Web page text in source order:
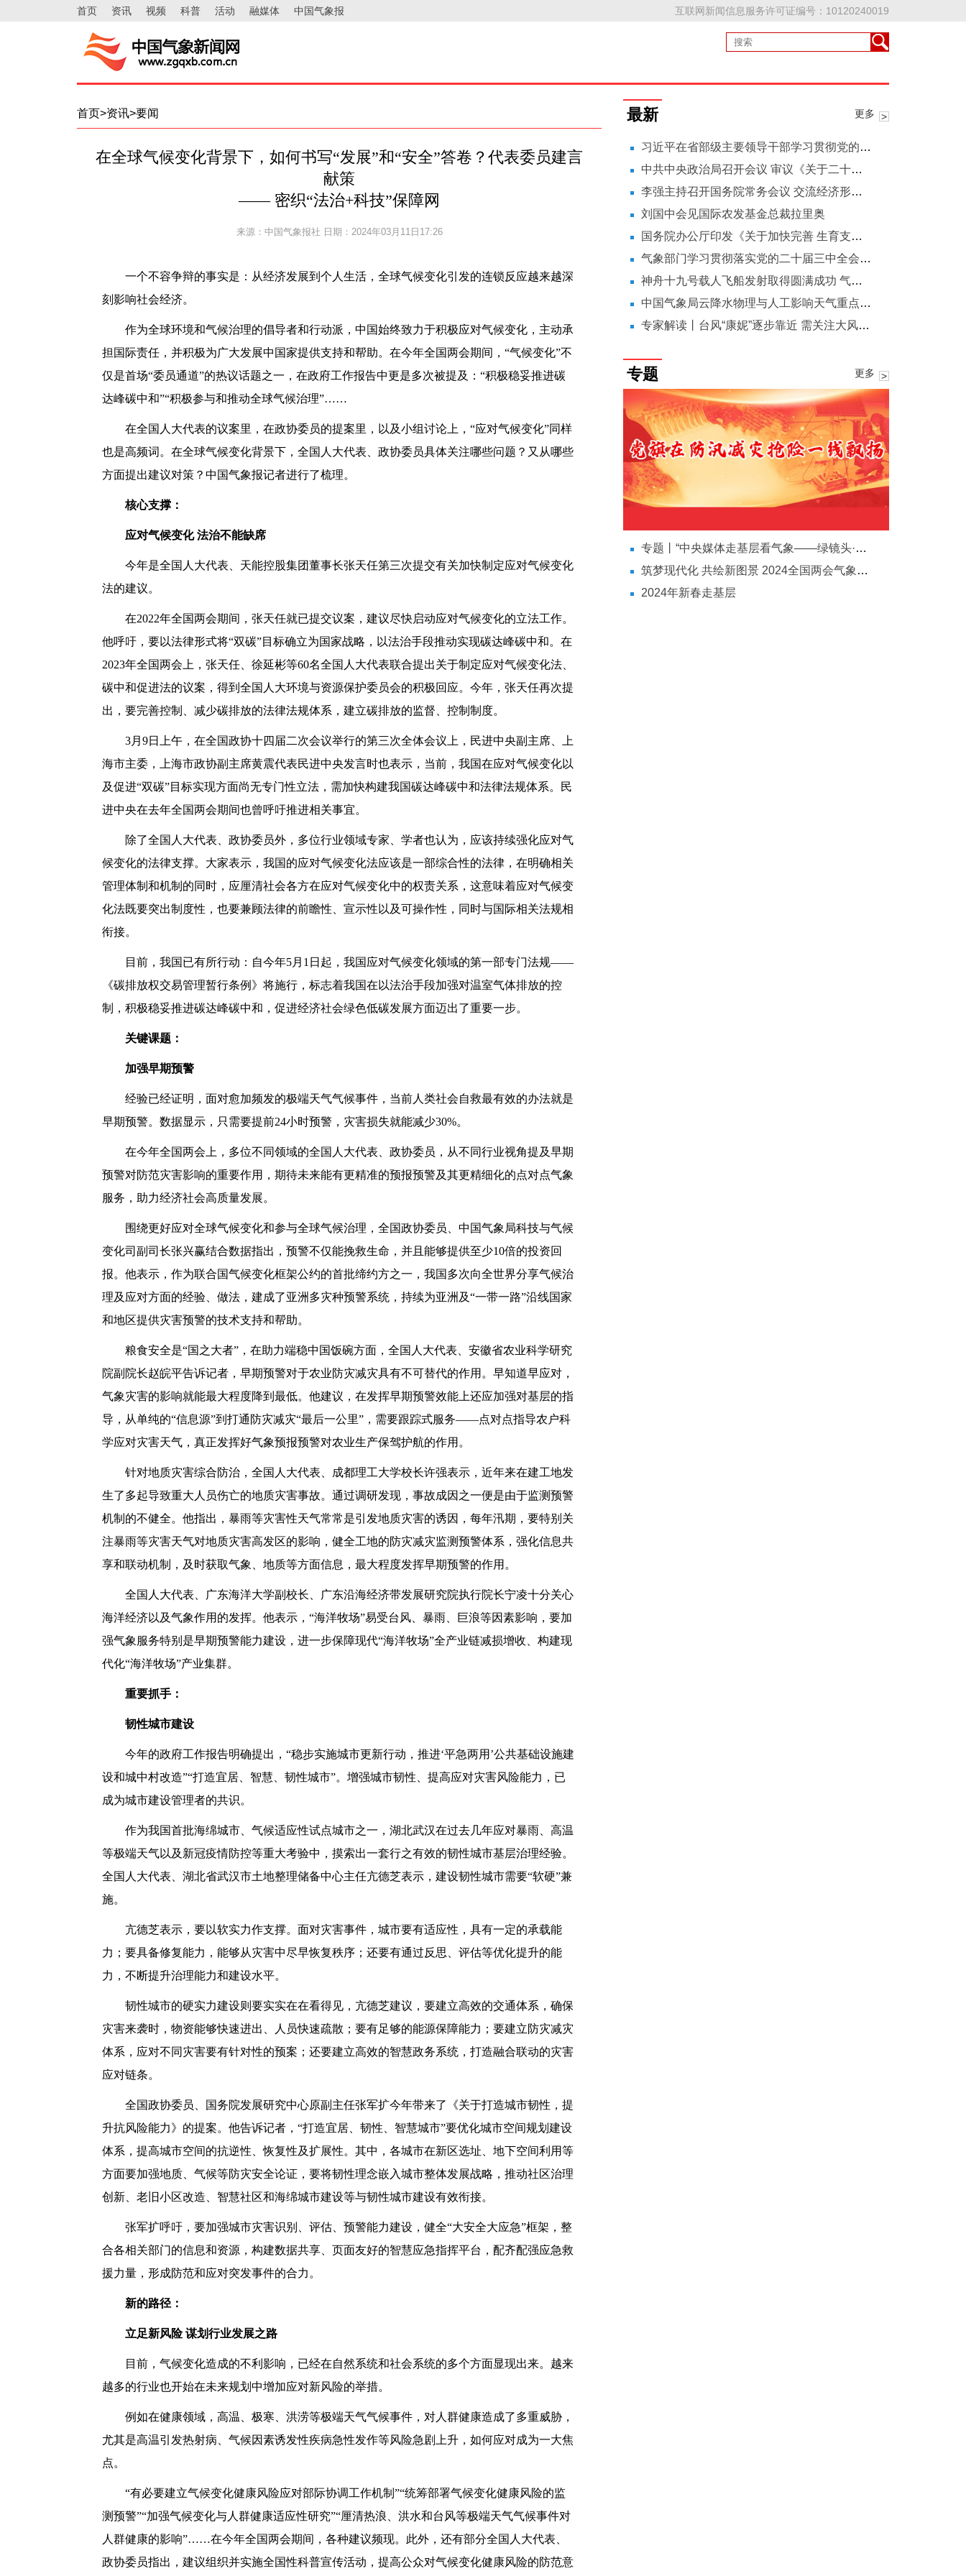
首页 资讯 视频 科普 活动 融媒体 中国气象报 互联网新闻信息服务许可证编号：10120240019
首页>资讯>要闻
在全球气候变化背景下，如何书写“发展”和“安全”答卷？代表委员建言
献策
—— 密织“法治+科技”保障网
来源：中国气象报社 日期：2024年03月11日17:26
一个不容争辩的事实是：从经济发展到个人生活，全球气候变化引发的连锁反应越来越深
刻影响社会经济。
作为全球环境和气候治理的倡导者和行动派，中国始终致力于积极应对气候变化，主动承
担国际责任，并积极为广大发展中国家提供支持和帮助。在今年全国两会期间，“气候变化”不
仅是首场“委员通道”的热议话题之一，在政府工作报告中更是多次被提及：“积极稳妥推进碳
达峰碳中和”“积极参与和推动全球气候治理”……
在全国人大代表的议案里，在政协委员的提案里，以及小组讨论上，“应对气候变化”同样
也是高频词。在全球气候变化背景下，全国人大代表、政协委员具体关注哪些问题？又从哪些
方面提出建议对策？中国气象报记者进行了梳理。
核心支撑：
应对气候变化 法治不能缺席
今年是全国人大代表、天能控股集团董事长张天任第三次提交有关加快制定应对气候变化
法的建议。
在2022年全国两会期间，张天任就已提交议案，建议尽快启动应对气候变化的立法工作。
他呼吁，要以法律形式将“双碳”目标确立为国家战略，以法治手段推动实现碳达峰碳中和。在
2023年全国两会上，张天任、徐延彬等60名全国人大代表联合提出关于制定应对气候变化法、
碳中和促进法的议案，得到全国人大环境与资源保护委员会的积极回应。今年，张天任再次提
出，要完善控制、减少碳排放的法律法规体系，建立碳排放的监督、控制制度。
3月9日上午，在全国政协十四届二次会议举行的第三次全体会议上，民进中央副主席、上
海市主委，上海市政协副主席黄震代表民进中央发言时也表示，当前，我国在应对气候变化以
及促进“双碳”目标实现方面尚无专门性立法，需加快构建我国碳达峰碳中和法律法规体系。民
进中央在去年全国两会期间也曾呼吁推进相关事宜。
除了全国人大代表、政协委员外，多位行业领域专家、学者也认为，应该持续强化应对气
候变化的法律支撑。大家表示，我国的应对气候变化法应该是一部综合性的法律，在明确相关
管理体制和机制的同时，应厘清社会各方在应对气候变化中的权责关系，这意味着应对气候变
化法既要突出制度性，也要兼顾法律的前瞻性、宣示性以及可操作性，同时与国际相关法规相
衔接。
目前，我国已有所行动：自今年5月1日起，我国应对气候变化领域的第一部专门法规——
《碳排放权交易管理暂行条例》将施行，标志着我国在以法治手段加强对温室气体排放的控
制，积极稳妥推进碳达峰碳中和，促进经济社会绿色低碳发展方面迈出了重要一步。
关键课题：
加强早期预警
经验已经证明，面对愈加频发的极端天气气候事件，当前人类社会自救最有效的办法就是
早期预警。数据显示，只需要提前24小时预警，灾害损失就能减少30%。
在今年全国两会上，多位不同领域的全国人大代表、政协委员，从不同行业视角提及早期
预警对防范灾害影响的重要作用，期待未来能有更精准的预报预警及其更精细化的点对点气象
服务，助力经济社会高质量发展。
围绕更好应对全球气候变化和参与全球气候治理，全国政协委员、中国气象局科技与气候
变化司副司长张兴赢结合数据指出，预警不仅能挽救生命，并且能够提供至少10倍的投资回
报。他表示，作为联合国气候变化框架公约的首批缔约方之一，我国多次向全世界分享气候治
理及应对方面的经验、做法，建成了亚洲多灾种预警系统，持续为亚洲及“一带一路”沿线国家
和地区提供灾害预警的技术支持和帮助。
粮食安全是“国之大者”，在助力端稳中国饭碗方面，全国人大代表、安徽省农业科学研究
院副院长赵皖平告诉记者，早期预警对于农业防灾减灾具有不可替代的作用。早知道早应对，
气象灾害的影响就能最大程度降到最低。他建议，在发挥早期预警效能上还应加强对基层的指
导，从单纯的“信息源”到打通防灾减灾“最后一公里”，需要跟踪式服务——点对点指导农户科
学应对灾害天气，真正发挥好气象预报预警对农业生产保驾护航的作用。
针对地质灾害综合防治，全国人大代表、成都理工大学校长许强表示，近年来在建工地发
生了多起导致重大人员伤亡的地质灾害事故。通过调研发现，事故成因之一便是由于监测预警
机制的不健全。他指出，暴雨等灾害性天气常常是引发地质灾害的诱因，每年汛期，要特别关
注暴雨等灾害天气对地质灾害高发区的影响，健全工地的防灾减灾监测预警体系，强化信息共
享和联动机制，及时获取气象、地质等方面信息，最大程度发挥早期预警的作用。
全国人大代表、广东海洋大学副校长、广东沿海经济带发展研究院执行院长宁凌十分关心
海洋经济以及气象作用的发挥。他表示，“海洋牧场”易受台风、暴雨、巨浪等因素影响，要加
强气象服务特别是早期预警能力建设，进一步保障现代“海洋牧场”全产业链减损增收、构建现
代化“海洋牧场”产业集群。
重要抓手：
韧性城市建设
今年的政府工作报告明确提出，“稳步实施城市更新行动，推进‘平急两用’公共基础设施建
设和城中村改造”“打造宜居、智慧、韧性城市”。增强城市韧性、提高应对灾害风险能力，已
成为城市建设管理者的共识。
作为我国首批海绵城市、气候适应性试点城市之一，湖北武汉在过去几年应对暴雨、高温
等极端天气以及新冠疫情防控等重大考验中，摸索出一套行之有效的韧性城市基层治理经验。
全国人大代表、湖北省武汉市土地整理储备中心主任亢德芝表示，建设韧性城市需要“软硬”兼
施。
亢德芝表示，要以软实力作支撑。面对灾害事件，城市要有适应性，具有一定的承载能
力；要具备修复能力，能够从灾害中尽早恢复秩序；还要有通过反思、评估等优化提升的能
力，不断提升治理能力和建设水平。
韧性城市的硬实力建设则要实实在在看得见，亢德芝建议，要建立高效的交通体系，确保
灾害来袭时，物资能够快速进出、人员快速疏散；要有足够的能源保障能力；要建立防灾减灾
体系，应对不同灾害要有针对性的预案；还要建立高效的智慧政务系统，打造融合联动的灾害
应对链条。
全国政协委员、国务院发展研究中心原副主任张军扩今年带来了《关于打造城市韧性，提
升抗风险能力》的提案。他告诉记者，“打造宜居、韧性、智慧城市”要优化城市空间规划建设
体系，提高城市空间的抗逆性、恢复性及扩展性。其中，各城市在新区选址、地下空间利用等
方面要加强地质、气候等防灾安全论证，要将韧性理念嵌入城市整体发展战略，推动社区治理
创新、老旧小区改造、智慧社区和海绵城市建设等与韧性城市建设有效衔接。
张军扩呼吁，要加强城市灾害识别、评估、预警能力建设，健全“大安全大应急”框架，整
合各相关部门的信息和资源，构建数据共享、页面友好的智慧应急指挥平台，配齐配强应急救
援力量，形成防范和应对突发事件的合力。
新的路径：
立足新风险 谋划行业发展之路
目前，气候变化造成的不利影响，已经在自然系统和社会系统的多个方面显现出来。越来
越多的行业也开始在未来规划中增加应对新风险的举措。
例如在健康领域，高温、极寒、洪涝等极端天气气候事件，对人群健康造成了多重威胁，
尤其是高温引发热射病、气候因素诱发性疾病急性发作等风险急剧上升，如何应对成为一大焦
点。
“有必要建立气候变化健康风险应对部际协调工作机制”“统筹部署气候变化健康风险的监
测预警”“加强气候变化与人群健康适应性研究”“厘清热浪、洪水和台风等极端天气气候事件对
人群健康的影响”……在今年全国两会期间，各种建议频现。此外，还有部分全国人大代表、
政协委员指出，建议组织并实施全国性科普宣传活动，提高公众对气候变化健康风险的防范意
最新 更多
习近平在省部级主要领导干部学习贯彻党的二十届三中全会精神专题研讨班开班式上发表重要讲话：深入学习贯彻党的二十届三中全会精神 凝心聚力推动改革行稳致远
中共中央政治局召开会议 审议《关于二十届中央第三轮巡视情况的综合报告》 中共中央总书记习近平主持会议
李强主持召开国务院常务会议 交流经济形势和一揽子增量政策落实调研情况等
刘国中会见国际农发基金总裁拉里奥
国务院办公厅印发《关于加快完善 生育支持政策体系推动建设生育友好型 社会的若干措施》的通知
气象部门学习贯彻落实党的二十届三中全会精神
神舟十九号载人飞船发射取得圆满成功 气象保障团队驻场服务捕捉窗口期
中国气象局云降水物理与人工影响天气重点开放实验室启动
专家解读丨台风“康妮”逐步靠近 需关注大风和降雨影响
专题 更多
专题丨“中央媒体走基层看气象——绿镜头·发现中国”主题采访活动
筑梦现代化 共绘新图景 2024全国两会气象之声
2024年新春走基层